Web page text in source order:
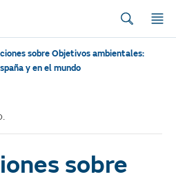
sobre Objetivos ambientales:
y en el mundo
sobre